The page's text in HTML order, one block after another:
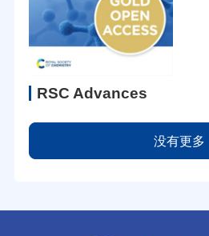
RSC Advances
没有更多